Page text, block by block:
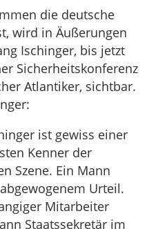
die deutsche
wird in Äußerungen
Ischinger, bis jetzt
Sicherheitskonferenz
Atlantiker, sichtbar.
ist gewiss einer
Kenner der
Szene. Ein Mann
Urteil.
Mitarbeiter
Staatssekretär im